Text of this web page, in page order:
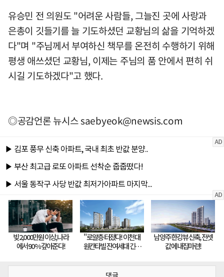
유승민 전 의원도 "어려운 사람들, 그늘진 곳에 사랑과
은총이 깃들기를 늘 기도하셨던 교황님의 삶을 기억하겠
다"며 "주님께서 부여하신 책무를 온전히 수행하기 위해
평생 애쓰셨던 교황님, 이제는 주님의 품 안에서 편히 쉬
시길 기도하겠다"고 했다.
◎공감언론 뉴시스saebyeok@newsis.com
댓글